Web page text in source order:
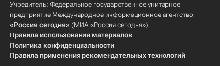
Учредитель: Федеральное государственное унитарное
предприятие Международное информационное агентство
«Россия сегодня» (МИА «Россия сегодня»).
Правила использования материалов
Политика конфиденциальности
Правила применения рекомендательных технологий